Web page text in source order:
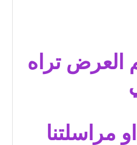
العرض تراه
مراسلتنا